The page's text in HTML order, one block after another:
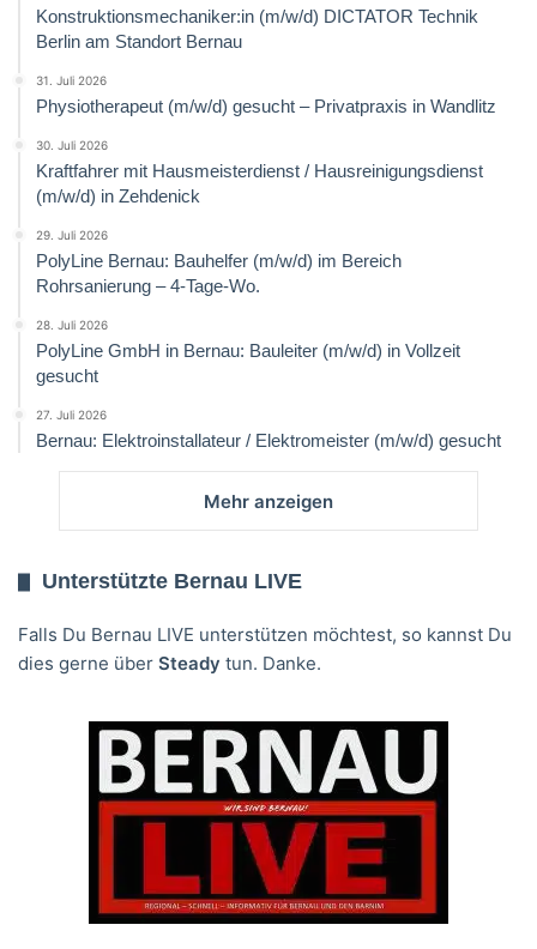
Konstruktionsmechaniker:in (m/w/d) DICTATOR Technik
Berlin am Standort Bernau
31. Juli 2026
Physiotherapeut (m/w/d) gesucht – Privatpraxis in Wandlitz
30. Juli 2026
Kraftfahrer mit Hausmeisterdienst / Hausreinigungsdienst
(m/w/d) in Zehdenick
29. Juli 2026
PolyLine Bernau: Bauhelfer (m/w/d) im Bereich
Rohrsanierung – 4-Tage-Wo.
28. Juli 2026
PolyLine GmbH in Bernau: Bauleiter (m/w/d) in Vollzeit
gesucht
27. Juli 2026
Bernau: Elektroinstallateur / Elektromeister (m/w/d) gesucht
Mehr anzeigen
Unterstützte Bernau LIVE
Falls Du Bernau LIVE unterstützen möchtest, so kannst Du
dies gerne über Steady tun. Danke.